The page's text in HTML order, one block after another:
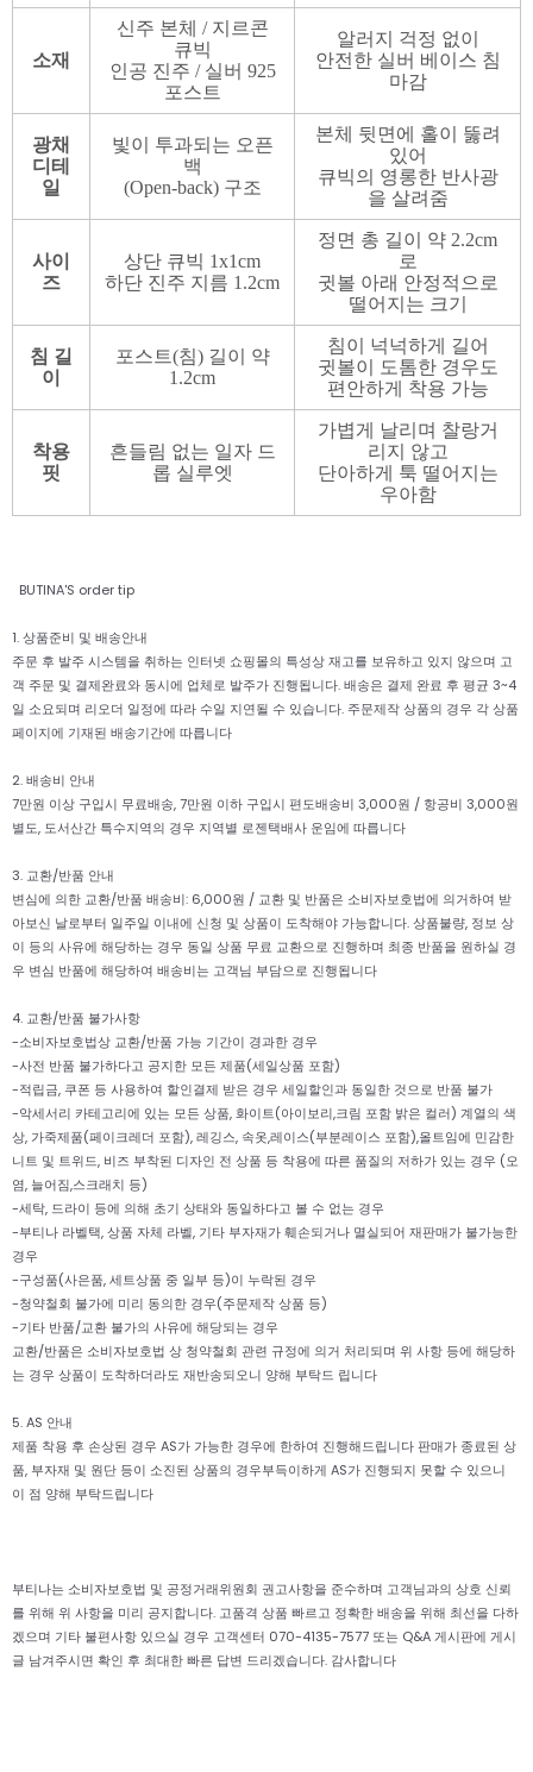
소재
신주 본체 / 지르콘
큐빅
인공 진주 / 실버 925
포스트
알러지 걱정 없이
안전한 실버 베이스 침
마감
광채
디테
일
빛이 투과되는 오픈
백
(Open-back) 구조
본체 뒷면에 홀이 뚫려
있어
큐빅의 영롱한 반사광
을 살려줌
사이
즈
상단 큐빅 1x1cm
하단 진주 지름 1.2cm
정면 총 길이 약 2.2cm
로
귓볼 아래 안정적으로
떨어지는 크기
침 길
이
포스트(침) 길이 약
1.2cm
침이 넉넉하게 길어
귓볼이 도톰한 경우도
편안하게 착용 가능
착용
핏
흔들림 없는 일자 드
롭 실루엣
가볍게 날리며 찰랑거
리지 않고
단아하게 툭 떨어지는
우아함
BUTINA'S order tip
1. 상품준비 및 배송안내
주문 후 발주 시스템을 취하는 인터넷 쇼핑몰의 특성상 재고를 보유하고 있지 않으며 고
객 주문 및 결제완료와 동시에 업체로 발주가 진행됩니다. 배송은 결제 완료 후 평균 3~4
일 소요되며 리오더 일정에 따라 수일 지연될 수 있습니다. 주문제작 상품의 경우 각 상품
페이지에 기재된 배송기간에 따릅니다
2. 배송비 안내
7만원 이상 구입시 무료배송, 7만원 이하 구입시 편도배송비 3,000원 / 항공비 3,000원
별도, 도서산간 특수지역의 경우 지역별 로젠택배사 운임에 따릅니다
3. 교환/반품 안내
변심에 의한 교환/반품 배송비: 6,000원 / 교환 및 반품은 소비자보호법에 의거하여 받
아보신 날로부터 일주일 이내에 신청 및 상품이 도착해야 가능합니다. 상품불량, 정보 상
이 등의 사유에 해당하는 경우 동일 상품 무료 교환으로 진행하며 최종 반품을 원하실 경
우 변심 반품에 해당하여 배송비는 고객님 부담으로 진행됩니다
4. 교환/반품 불가사항
-소비자보호법상 교환/반품 가능 기간이 경과한 경우
-사전 반품 불가하다고 공지한 모든 제품(세일상품 포함)
-적립금, 쿠폰 등 사용하여 할인결제 받은 경우 세일할인과 동일한 것으로 반품 불가
-악세서리 카테고리에 있는 모든 상품, 화이트(아이보리,크림 포함 밝은 컬러) 계열의 색
상, 가죽제품(페이크레더 포함), 레깅스, 속옷,레이스(부분레이스 포함),올트임에 민감한
니트 및 트위드, 비즈 부착된 디자인 전 상품 등 착용에 따른 품질의 저하가 있는 경우 (오
염, 늘어짐,스크래치 등)
-세탁, 드라이 등에 의해 초기 상태와 동일하다고 볼 수 없는 경우
-부티나 라벨택, 상품 자체 라벨, 기타 부자재가 훼손되거나 멸실되어 재판매가 불가능한
경우
-구성품(사은품, 세트상품 중 일부 등)이 누락된 경우
-청약철회 불가에 미리 동의한 경우(주문제작 상품 등)
-기타 반품/교환 불가의 사유에 해당되는 경우
교환/반품은 소비자보호법 상 청약철회 관련 규정에 의거 처리되며 위 사항 등에 해당하
는 경우 상품이 도착하더라도 재반송되오니 양해 부탁드 립니다
5. AS 안내
제품 착용 후 손상된 경우 AS가 가능한 경우에 한하여 진행해드립니다 판매가 종료된 상
품, 부자재 및 원단 등이 소진된 상품의 경우부득이하게 AS가 진행되지 못할 수 있으니
이 점 양해 부탁드립니다
부티나는 소비자보호법 및 공정거래위원회 권고사항을 준수하며 고객님과의 상호 신뢰
를 위해 위 사항을 미리 공지합니다. 고품격 상품 빠르고 정확한 배송을 위해 최선을 다하
겠으며 기타 불편사항 있으실 경우 고객센터 070-4135-7577 또는 Q&A 게시판에 게시
글 남겨주시면 확인 후 최대한 빠른 답변 드리겠습니다. 감사합니다